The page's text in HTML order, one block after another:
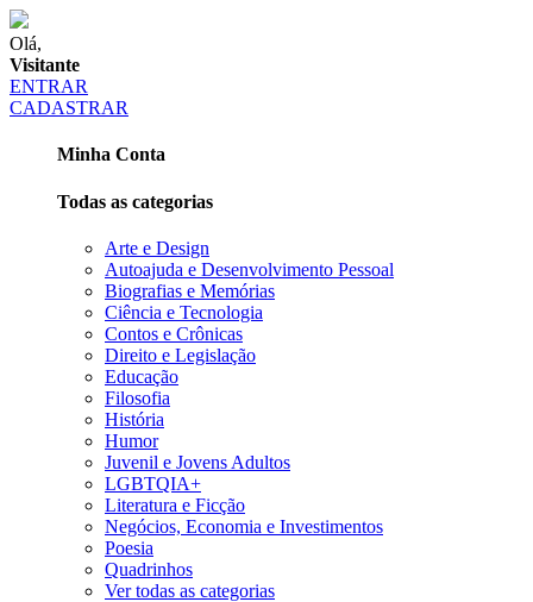
Olá,
Visitante
ENTRAR
CADASTRAR
Minha Conta
Todas as categorias
Arte e Design
Autoajuda e Desenvolvimento Pessoal
Biografias e Memórias
Ciência e Tecnologia
Contos e Crônicas
Direito e Legislação
Educação
Filosofia
História
Humor
Juvenil e Jovens Adultos
LGBTQIA+
Literatura e Ficção
Negócios, Economia e Investimentos
Poesia
Quadrinhos
Ver todas as categorias